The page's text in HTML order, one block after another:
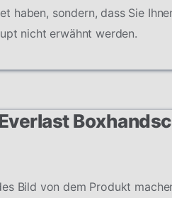
haben, sondern, dass Sie
nicht erwähnt werden.
Bild von dem Produkt